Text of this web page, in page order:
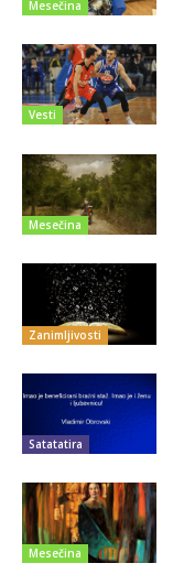
Mesečina
Vesti
Mesečina
Zanimljivosti
Satatatira
Mesečina